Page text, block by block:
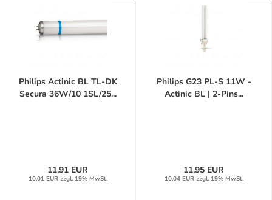
Philips Actinic BL TL-DK
Secura 36W/10 1SL/25...
11,91 EUR
10,01 EUR zzgl. 19% MwSt.
Philips G23 PL-S 11W -
Actinic BL | 2-Pins...
11,95 EUR
10,04 EUR zzgl. 19% MwSt.